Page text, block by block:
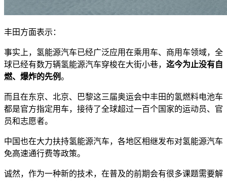
丰田方面表示：
事实上，氢能源汽车已经广泛应用在乘用车、商用车领域，全
球已经有数万辆氢能源汽车穿梭在大街小巷， 迄今为止没有自
燃、爆炸的先例。
而且在东京、北京、巴黎这三届奥运会中丰田的氢燃料电池车
都是官方指定用车，接待了全球超过一百个国家的运动员、官
员和志愿者。
中国也在大力扶持氢能源汽车，各地区相继发布对氢能源汽车
免高速通行费等政策。
诚然，作为一种新的技术，在普及的前期会有很多课题需要解